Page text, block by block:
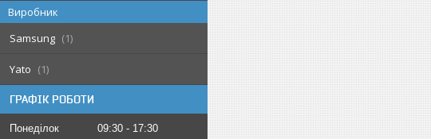
Виробник
Samsung
1
Yato 1
ГРАФІК РОБОТИ
Понеділок 09:30 17:30